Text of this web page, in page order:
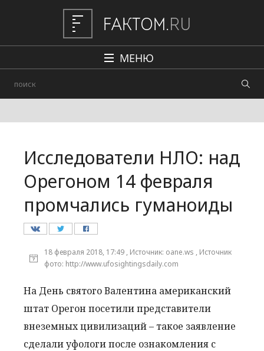
МЕНЮ
Авто
Происшествия
Редакция
Исследователи НЛО: над
Орегоном 14 февраля
промчались гуманоиды
18 февраля 2018, 17:49 , Источник: oane.ws , Источник
фото: http://www.ufosightingsdaily.com
На День святого Валентина американский
штат Орегон посетили представители
внеземных цивилизаций – такое заявление
сделали уфологи после ознакомления с